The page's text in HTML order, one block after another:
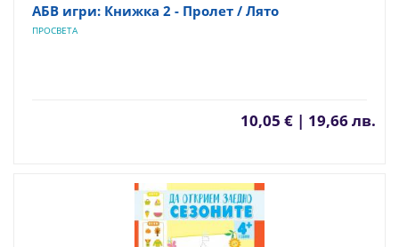
АБВ игри: Книжка 2 - Пролет / Лято
ПРОСВЕТА
10,05 € | 19,66 лв.